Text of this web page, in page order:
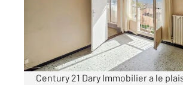
Appartement F4 à vendre
139 000 €
Visiter le site dédié
Century 21 Dary Immobilier a le